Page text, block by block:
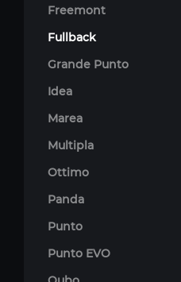
Freemont
Fullback
Grande Punto
Idea
Marea
Multipla
Ottimo
Panda
Punto
Punto EVO